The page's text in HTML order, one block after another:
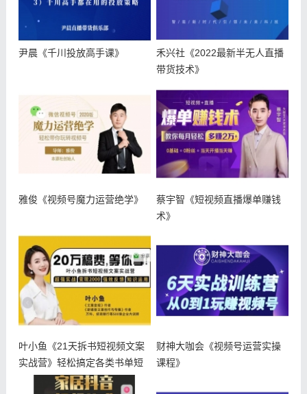
尹晨《千川投放高手课》
禾兴社《2022最新半无人直播
带货技术》
雅俊《视频号魔力运营绝学》
蔡宇智《短视频直播爆单赚钱
术》
叶小鱼《21天拆书短视频文案
实战营》轻松搞定各类书单短
财神大咖会《视频号运营实操
课程》